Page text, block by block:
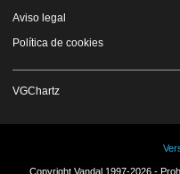
Aviso legal
Política de cookies
VGChartz
Copyright Vandal 1997-2026 -